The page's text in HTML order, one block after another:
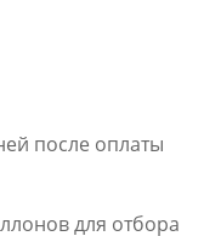
после оплаты
для отбора